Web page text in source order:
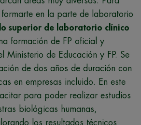
en la parte de laboratorio
superior de laboratorio clínico
formación de FP oficial y
Ministerio de Educación y FP. Se
de dos años de duración con
en empresas incluido. En este
para poder realizar estudios
biológicas humanas,
los resultados técnicos